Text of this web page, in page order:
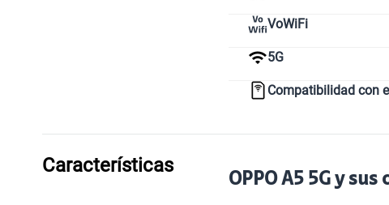
VoWiFi
5G
Compatibilidad con
Características
OPPO A5 5G y